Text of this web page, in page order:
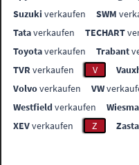
Suzuki verkaufen SWM
Tataverkaufen TECHART
Toyotaverkaufen Trabant
TVR verkaufen V
Volvoverkaufen VW
Westfieldverkaufen
XEVverkaufen Z